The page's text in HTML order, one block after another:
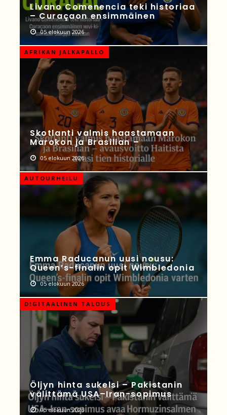
Livano Comenencia teki historiaa
– Curaçaon ensimmäinen
05 elokuun 2026
AFRIKAN JALKAPALLO
Skotlanti valmis haastamaan
Marokon ja Brasilian –
05 elokuun 2026
AUTOURHEILU
Emma Raducanun uusi nousu:
Queen’s-finalin opit Wimbledonia
05 elokuun 2026
DIGITAALINEN TALOUS
Öljyn hinta sukelsi – Pakistanin
välittämä USA–Iran-sopimus
05 elokuun 2026